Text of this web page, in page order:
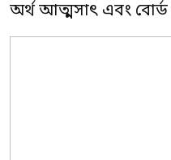
অর্থ আত্মসাৎ এবং বোর্ড